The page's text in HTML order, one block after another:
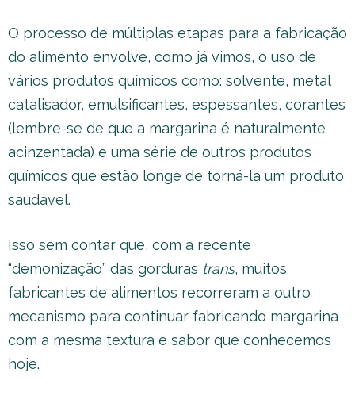
O processo de múltiplas etapas para a fabricação
do alimento envolve, como já vimos, o uso de
vários produtos químicos como: solvente, metal
catalisador, emulsificantes, espessantes, corantes
(lembre-se de que a margarina é naturalmente
acinzentada) e uma série de outros produtos
químicos que estão longe de torná-la um produto
saudável.
Isso sem contar que, com a recente
“demonização” das gorduras trans, muitos
fabricantes de alimentos recorreram a outro
mecanismo para continuar fabricando margarina
com a mesma textura e sabor que conhecemos
hoje.